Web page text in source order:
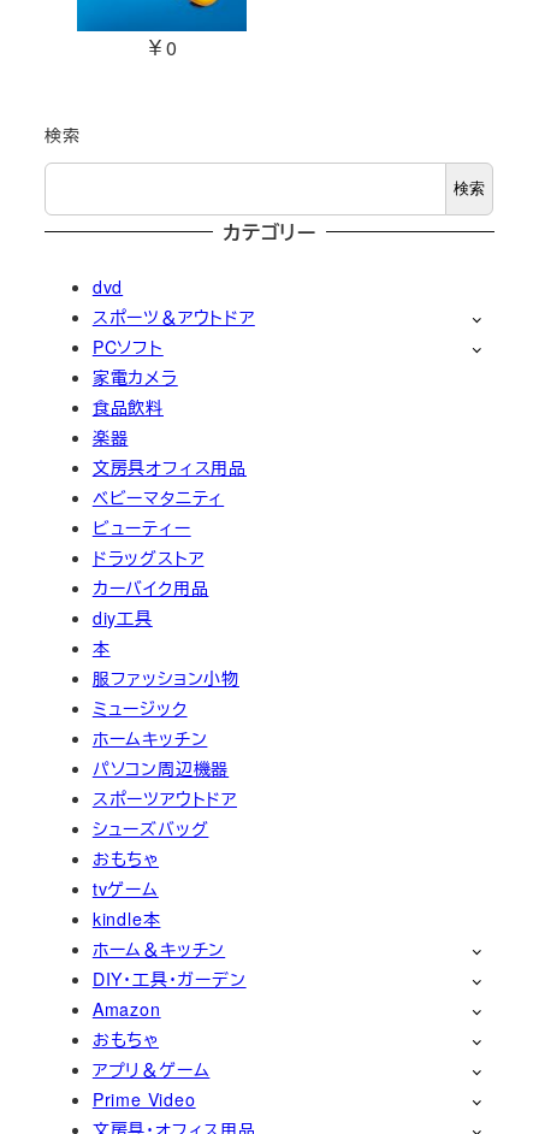
￥0
検索
検索
カテゴリー
dvd
スポーツ＆アウトドア
PCソフト
家電カメラ
食品飲料
楽器
文房具オフィス用品
ベビーマタニティ
ビューティー
ドラッグストア
カーバイク用品
diy工具
本
服ファッション小物
ミュージック
ホームキッチン
パソコン周辺機器
スポーツアウトドア
シューズバッグ
おもちゃ
tvゲーム
kindle本
ホーム＆キッチン
DIY・工具・ガーデン
Amazon
おもちゃ
アプリ＆ゲーム
Prime Video